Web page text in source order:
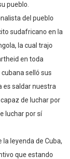
pueblo.
del pueblo
sudafricano en la
la cual trajo
en toda
selló sus
es saldar nuestra
de luchar por
luchar por sí
la leyenda de Cuba,
que estando